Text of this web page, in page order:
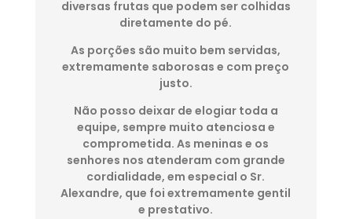
diversas frutas que podem ser colhidas
diretamente do pé.
As porções são muito bem servidas,
extremamente saborosas e com preço
justo.
Não posso deixar de elogiar toda a
equipe, sempre muito atenciosa e
comprometida. As meninas e os
senhores nos atenderam com grande
cordialidade, em especial o Sr.
Alexandre, que foi extremamente gentil
e prestativo.